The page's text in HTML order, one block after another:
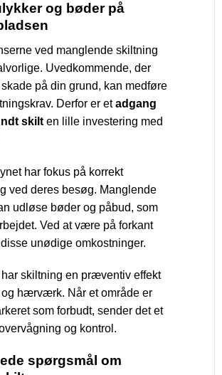
og bøder på
ved manglende skiltning
Uvedkommende, der
på din grund, kan medføre
Derfor er etadgang
skilt en lille investering med
har fokus på korrekt
ved deres besøg. Manglende
udløse bøder og påbud, som
Ved at være på forkant
unødige omkostninger.
skiltning en præventiv effekt
og hærværk. Når et område er
som forbudt, sender det et
og kontrol.
spørgsmål om